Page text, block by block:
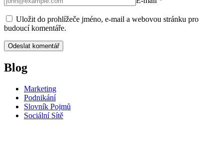
Uložit do prohlížeče jméno, e-mail a webovou stránku pro
budoucí komentáře.
Blog
Marketing
Podnikání
Slovník Pojmů
Sociální Sítě